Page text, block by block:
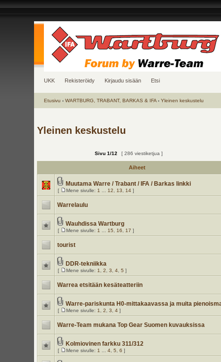
UKK Rekisteröidy Kirjaudu sisään Etsi
Etusivu ‹ WARTBURG, TRABANT, BARKAS & IFA ‹ Yleinen keskustelu
Yleinen keskustelu
Sivu 1/12 [ 286 viestiketjua ]
Aiheet
Muutama Warre / Trabant / IFA / Barkas linkki
[ Mene sivulle: 1 12 13 14]
Warrelaulu
Wauhdissa Wartburg
[ Mene sivulle: 1 15 16 17 ]
tourist
DDR-tekniikka
[ Mene sivulle: 1 2 3 4, 5 ]
Warrea etsitään kesäteatteriin
Warre-pariskunta H0-mittakaavassa ja muita
[ Mene sivulle: 1 2 3 4]
Warre-Team mukana Top Gear Suomen kuvauksissa
Kolmiovinen farkku 311/312
[ Mene sivulle: 1 4, 5 6 ]